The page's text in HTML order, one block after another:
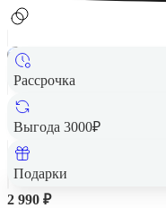
Рассрочка
Выгода 3000₽
Подарки
2 990 ₽